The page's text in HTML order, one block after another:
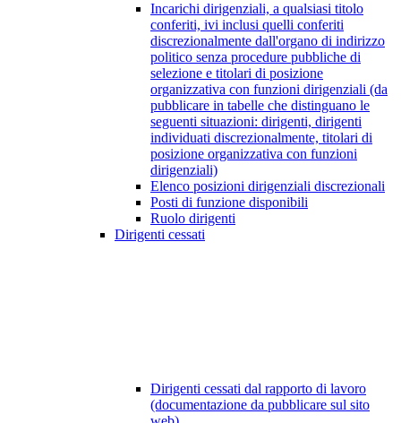
Incarichi dirigenziali, a qualsiasi titolo
conferiti, ivi inclusi quelli conferiti
discrezionalmente dall'organo di indirizzo
politico senza procedure pubbliche di
selezione e titolari di posizione
organizzativa con funzioni dirigenziali (da
pubblicare in tabelle che distinguano le
seguenti situazioni: dirigenti, dirigenti
individuati discrezionalmente, titolari di
posizione organizzativa con funzioni
dirigenziali)
Elenco posizioni dirigenziali discrezionali
Posti di funzione disponibili
Ruolo dirigenti
Dirigenti cessati
Dirigenti cessati dal rapporto di lavoro
(documentazione da pubblicare sul sito